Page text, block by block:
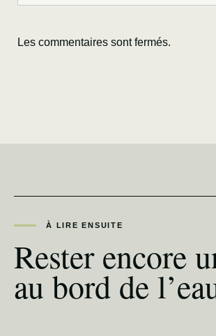
Les commentaires sont fermés.
À LIRE ENSUITE
Rester encore
au bord de